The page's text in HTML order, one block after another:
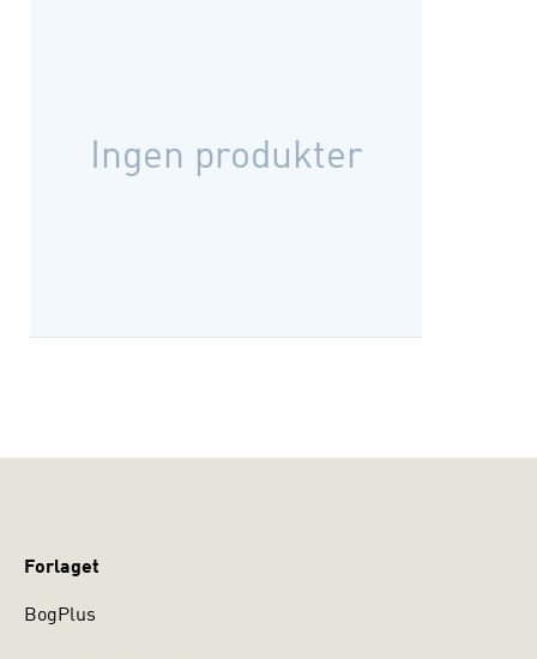
Ingen produkter
Forlaget
BogPlus